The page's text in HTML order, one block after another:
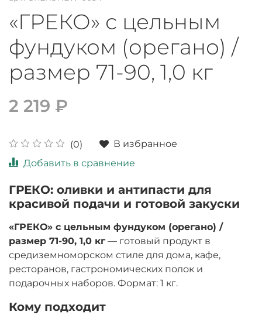
«ГРЕКО» с цельным
фундуком (орегано) /
размер 71-90, 1,0 кг
(0)
В избранное
Добавить в сравнение
2 219 ₽
ГРЕКО: оливки и антипасти для
красивой подачи и готовой закуски
«ГРЕКО» с цельным фундуком (орегано) /
размер 71-90, 1,0 кг — готовый продукт в
средиземноморском стиле для дома, кафе,
ресторанов, гастрономических полок и
подарочных наборов. Формат: 1 кг.
Кому подходит